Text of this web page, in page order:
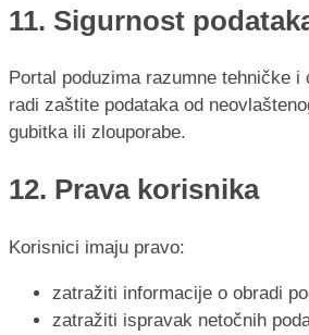
11. Sigurnost
Portal poduzima razumne tehničke
radi zaštite podataka od
gubitka ili zlouporabe.
12. Prava korisnika
Korisnici imaju pravo:
zatražiti informacije o obradi
zatražiti ispravak netočnih